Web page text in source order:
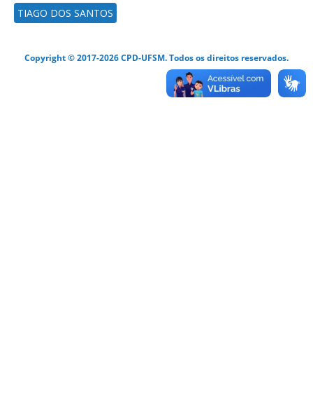
TIAGO DOS SANTOS
Copyright © 2017-2026 CPD-UFSM. Todos os direitos reservados.